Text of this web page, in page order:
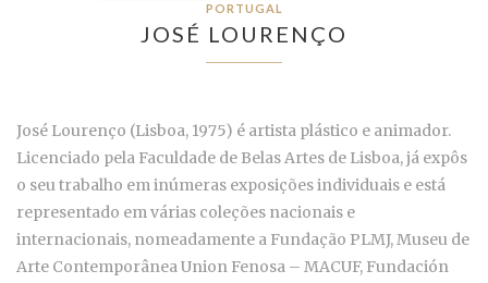
PORTUGAL
JOSÉ LOURENÇO
José Lourenço (Lisboa, 1975) é artista plástico e animador.
Licenciado pela Faculdade de Belas Artes de Lisboa, já expôs
o seu trabalho em inúmeras exposições individuais e está
representado em várias coleções nacionais e
internacionais, nomeadamente a Fundação PLMJ, Museu de
Arte Contemporânea Union Fenosa – MACUF, Fundación